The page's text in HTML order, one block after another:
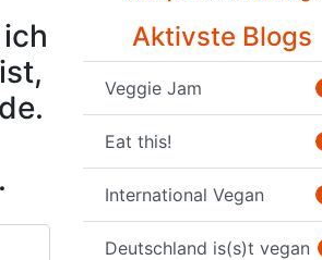
Aktivste Blogs
Veggie Jam
Eat this!
International Vegan
Deutschland is(s)t vegan